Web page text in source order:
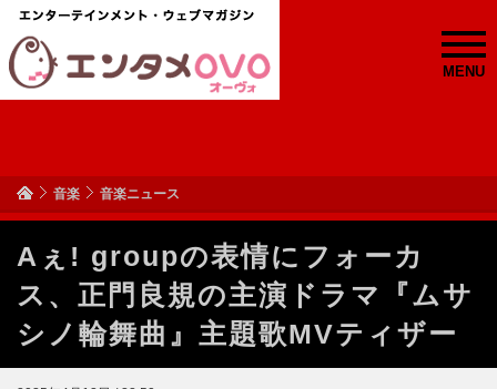
MENU
音楽 音楽ニュース
Aぇ! groupの表情にフォーカ
ス、正門良規の主演ドラマ『ムサ
シノ輪舞曲』主題歌MVティザー